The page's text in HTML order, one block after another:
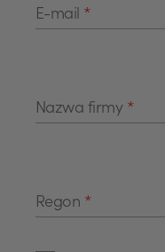
E-mail *
Nazwa firmy *
Regon *